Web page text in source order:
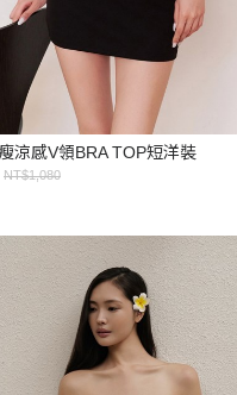
涼感V領BRA TOP短洋裝
NT$1,080